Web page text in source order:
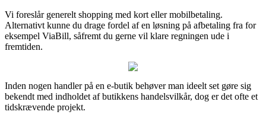
Vi foreslår generelt shopping med kort eller mobilbetaling.
Alternativt kunne du drage fordel af en løsning på afbetaling fra for
eksempel ViaBill, såfremt du gerne vil klare regningen ude i
fremtiden.
Inden nogen handler på en e-butik behøver man ideelt set gøre sig
bekendt med indholdet af butikkens handelsvilkår, dog er det ofte et
tidskrævende projekt.